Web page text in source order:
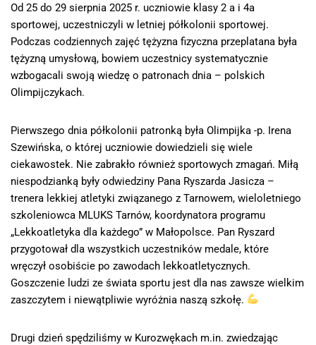
Od 25 do 29 sierpnia 2025 r. uczniowie klasy 2 a i 4a
sportowej, uczestniczyli w letniej półkolonii sportowej.
Podczas codziennych zajęć tężyzna fizyczna przeplatana była
tężyzną umysłową, bowiem uczestnicy systematycznie
wzbogacali swoją wiedzę o patronach dnia – polskich
Olimpijczykach.
Pierwszego dnia półkolonii patronką była Olimpijka -p. Irena
Szewińska, o której uczniowie dowiedzieli się wiele
ciekawostek. Nie zabrakło również sportowych zmagań. Miłą
niespodzianką były odwiedziny Pana Ryszarda Jasicza –
trenera lekkiej atletyki związanego z Tarnowem, wieloletniego
szkoleniowca MLUKS Tarnów, koordynatora programu
„Lekkoatletyka dla każdego” w Małopolsce. Pan Ryszard
przygotował dla wszystkich uczestników medale, które
wręczył osobiście po zawodach lekkoatletycznych.
Goszczenie ludzi ze świata sportu jest dla nas zawsze wielkim
zaszczytem i niewątpliwie wyróżnia naszą szkołę.
Drugi dzień spędziliśmy w Kurozwękach m.in. zwiedzając